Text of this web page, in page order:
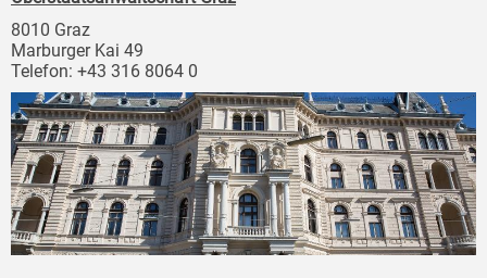
8010 Graz
Marburger Kai 49
Telefon: +43 316 8064 0